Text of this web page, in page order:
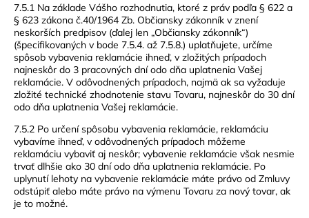
7.5.1 Na základe Vášho rozhodnutia, ktoré z práv podľa § 622 a
§ 623 zákona č.40/1964 Zb. Občiansky zákonník v znení
neskorších predpisov (ďalej len „Občiansky zákonník“)
(špecifikovaných v bode 7.5.4. až 7.5.8.) uplatňujete, určíme
spôsob vybavenia reklamácie ihneď, v zložitých prípadoch
najneskôr do 3 pracovných dní odo dňa uplatnenia Vašej
reklamácie. V odôvodnených prípadoch, najmä ak sa vyžaduje
zložité technické zhodnotenie stavu Tovaru, najneskôr do 30 dní
odo dňa uplatnenia Vašej reklamácie.
7.5.2 Po určení spôsobu vybavenia reklamácie, reklamáciu
vybavíme ihneď, v odôvodnených prípadoch môžeme
reklamáciu vybaviť aj neskôr; vybavenie reklamácie však nesmie
trvať dlhšie ako 30 dní odo dňa uplatnenia reklamácie. Po
uplynutí lehoty na vybavenie reklamácie máte právo od Zmluvy
odstúpiť alebo máte právo na výmenu Tovaru za nový tovar, ak
je to možné.